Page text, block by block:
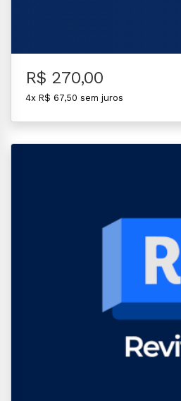
R$ 270,00
4x R$ 67,50 sem juros